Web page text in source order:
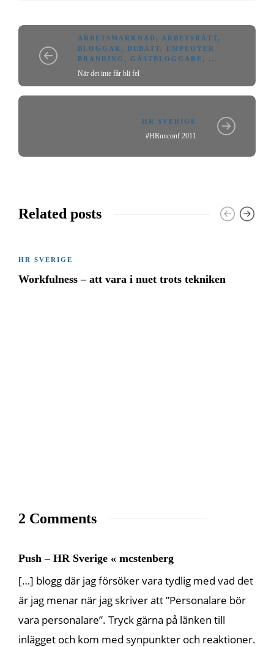
ARBETSMARKNAD, ARBETSRÄTT,
BLOGGAR , DEBATT, EMPLOYER
BRANDING , GÄSTBLOGGARE, ...
När det inte får bli fel
HR SVERIGE
#HRunconf 2011
Related posts
HR SVERIGE
Workfulness – att vara i nuet trots tekniken
2 Comments
Push – HR Sverige « mcstenberg
[…] blogg där jag försöker vara tydlig med vad det
är jag menar när jag skriver att ”Personalare bör
vara personalare”. Tryck gärna på länken till
inlägget och kom med synpunkter och reaktioner.